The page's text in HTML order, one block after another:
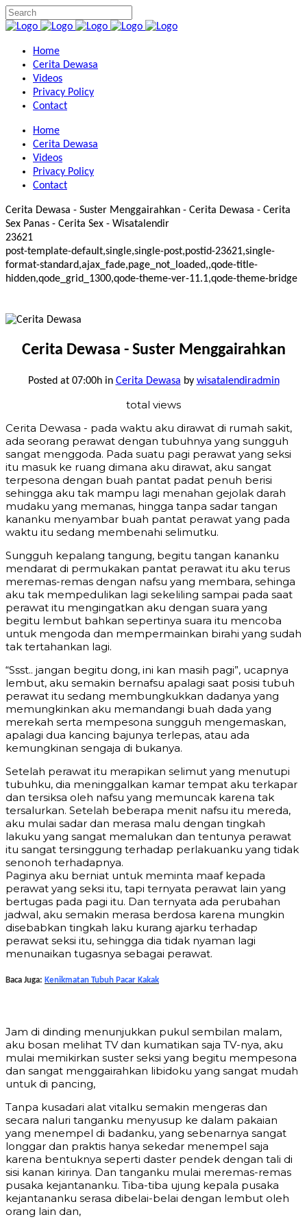
Home
Cerita Dewasa
Videos
Privacy Policy
Contact
Home
Cerita Dewasa
Videos
Privacy Policy
Contact
Cerita Dewasa - Suster Menggairahkan - Cerita Dewasa - Cerita
Sex Panas - Cerita Sex - Wisatalendir
23621
post-template-default,single,single-post,postid-23621,single-
format-standard,ajax_fade,page_not_loaded,,qode-title-
hidden,qode_grid_1300,qode-theme-ver-11.1,qode-theme-bridge
Cerita Dewasa - Suster Menggairahkan
Posted at 07:00hin Cerita Dewasa by wisatalendiradmin
total views
Cerita Dewasa - pada waktu aku dirawat di rumah sakit,
ada seorang perawat dengan tubuhnya yang sungguh
sangat menggoda. Pada suatu pagi perawat yang seksi
itu masuk ke ruang dimana aku dirawat, aku sangat
terpesona dengan buah pantat padat penuh berisi
sehingga aku tak mampu lagi menahan gejolak darah
mudaku yang memanas, hingga tanpa sadar tangan
kananku menyambar buah pantat perawat yang pada
waktu itu sedang membenahi selimutku.
Sungguh kepalang tangung, begitu tangan kananku
mendarat di permukakan pantat perawat itu aku terus
meremas-remas dengan nafsu yang membara, sehinga
aku tak mempedulikan lagi sekeliling sampai pada saat
perawat itu mengingatkan aku dengan suara yang
begitu lembut bahkan sepertinya suara itu mencoba
untuk mengoda dan mempermainkan birahi yang sudah
tak tertahankan lagi.
“Ssst.. jangan begitu dong, ini kan masih pagi”, ucapnya
lembut, aku semakin bernafsu apalagi saat posisi tubuh
perawat itu sedang membungkukkan dadanya yang
memungkinkan aku memandangi buah dada yang
merekah serta mempesona sungguh mengemaskan,
apalagi dua kancing bajunya terlepas, atau ada
kemungkinan sengaja di bukanya.
Setelah perawat itu merapikan selimut yang menutupi
tubuhku, dia meninggalkan kamar tempat aku terkapar
dan tersiksa oleh nafsu yang memuncak karena tak
tersalurkan. Setelah beberapa menit nafsu itu mereda,
aku mulai sadar dan merasa malu dengan tingkah
lakuku yang sangat memalukan dan tentunya perawat
itu sangat tersinggung terhadap perlakuanku yang tidak
senonoh terhadapnya.
Paginya aku berniat untuk meminta maaf kepada
perawat yang seksi itu, tapi ternyata perawat lain yang
bertugas pada pagi itu. Dan ternyata ada perubahan
jadwal, aku semakin merasa berdosa karena mungkin
disebabkan tingkah laku kurang ajarku terhadap
perawat seksi itu, sehingga dia tidak nyaman lagi
menunaikan tugasnya sebagai perawat.
Baca Juga: Kenikmatan Tubuh Pacar Kakak
Jam di dinding menunjukkan pukul sembilan malam,
aku bosan melihat TV dan kumatikan saja TV-nya, aku
mulai memikirkan suster seksi yang begitu mempesona
dan sangat menggairahkan libidoku yang sangat mudah
untuk di pancing,
Tanpa kusadari alat vitalku semakin mengeras dan
secara naluri tanganku menyusup ke dalam pakaian
yang menempel di badanku, yang sebenarnya sangat
longgar dan praktis hanya sekedar menempel saja
karena bentuknya seperti daster pendek dengan tali di
sisi kanan kirinya. Dan tanganku mulai meremas-remas
pusaka kejantananku. Tiba-tiba ujung kepala pusaka
kejantananku serasa dibelai-belai dengan lembut oleh
orang lain dan,